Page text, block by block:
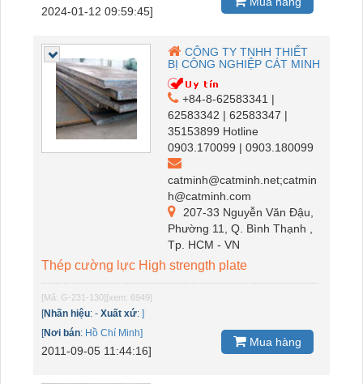
2024-01-12 09:59:45]
CÔNG TY TNHH THIẾT
BỊ CÔNG NGHIỆP CÁT MINH
+84-8-62583341 |
62583342 | 62583347 |
35153899 Hotline
0903.170099 | 0903.180099
catminh@catminh.net;catmin
h@catminh.com
207-33 Nguyễn Văn Đậu,
Phường 11, Q. Bình Thạnh ,
Tp. HCM - VN
Thép cường lực High strength plate
[Mã: G-231-130][xem: 6949]
[Nhãn hiệu: - Xuất xứ: ]
[Nơi bán: Hồ Chí Minh]
2011-09-05 11:44:16]
Mua hàng